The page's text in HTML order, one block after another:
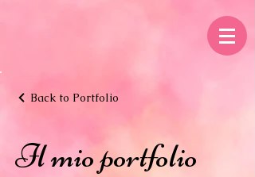
Back to Portfolio
Il mio portfolio